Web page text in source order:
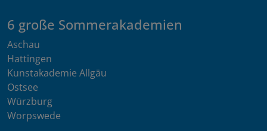
6 große Sommerakademien
Aschau
Hattingen
Kunstakademie Allgäu
Ostsee
Würzburg
Worpswede